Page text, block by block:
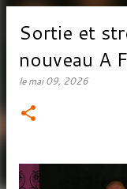
Sortie et
nouveau A
lemai 09, 2026